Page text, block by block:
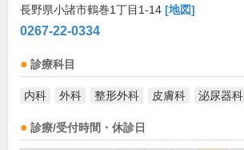
長野県小諸市鶴巻1丁目1-14 [地図]
0267-22-0334
診療科目
内科 外科 整形外科 皮膚科 泌尿器科
診療/受付時間・休診日